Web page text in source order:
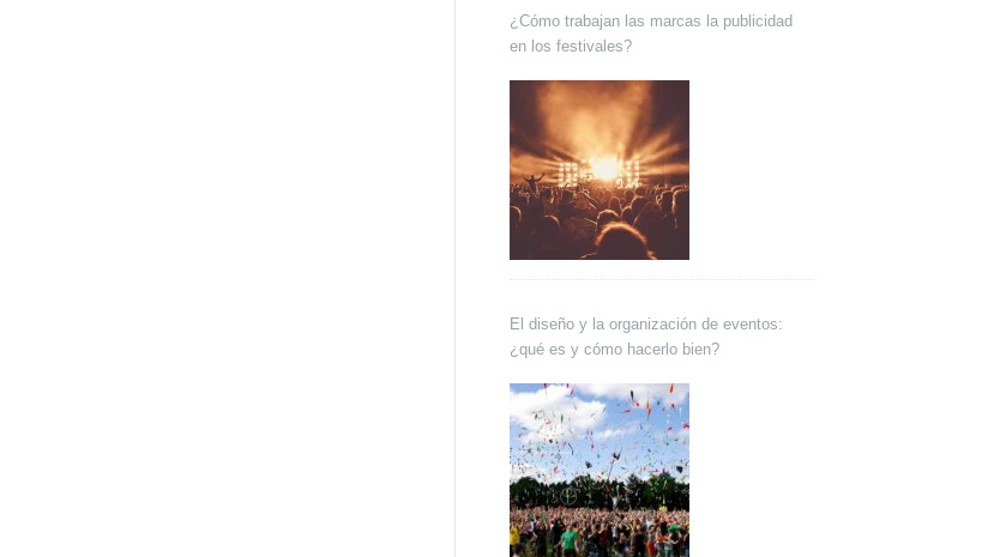
¿Cómo trabajan las marcas la publicidad
en los festivales?
El diseño y la organización de eventos:
¿qué es y cómo hacerlo bien?